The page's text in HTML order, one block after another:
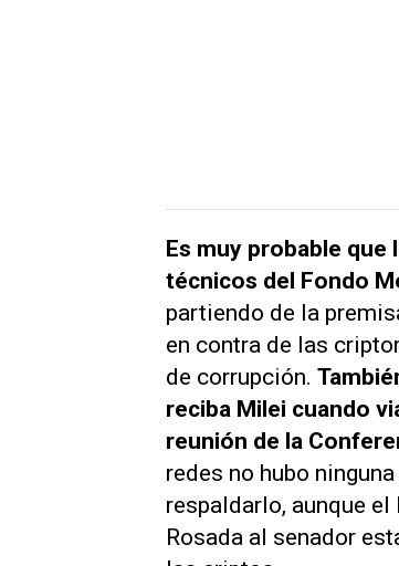
Es muy probable
técnicos del Fondo
partiendo de la
en contra de las
de corrupción.
reciba Milei cuando
reunión de la
redes no hubo
respaldarlo, aunque
Rosada al senador